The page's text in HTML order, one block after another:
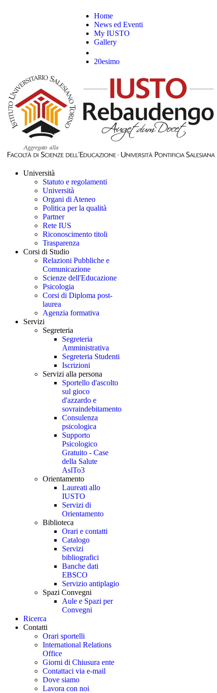
Home
News ed Eventi
My IUSTO
Gallery
20esimo
Università
Statuto e regolamenti
Università
Organi di Ateneo
Politica per la qualità
Partner
Rete IUS
Riconoscimento titoli
Trasparenza
Corsi di Studio
Relazioni Pubbliche e
Comunicazione
Scienze dell'Educazione
Psicologia
Corsi di Diploma post-
laurea
Agenzia formativa
Servizi
Segreteria
Segreteria
Amministrativa
Segreteria Studenti
Iscrizioni
Servizi alla persona
Sportello d'ascolto
sul gioco
d'azzardo e
sovraindebitamento
Consulenza
psicologica
Supporto
Psicologico
Gratuito - Case
della Salute
AslTo3
Orientamento
Laureati allo
IUSTO
Servizi di
Orientamento
Biblioteca
Orari e contatti
Catalogo
Servizi
bibliografici
Banche dati
EBSCO
Servizio antiplagio
Spazi Convegni
Aule e Spazi per
Convegni
Ricerca
Contatti
Orari sportelli
International Relations
Office
Giorni di Chiusura ente
Contattaci via e-mail
Dove siamo
Lavora con noi